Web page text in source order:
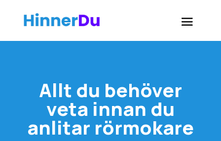
Allt du behöver
veta innan du
anlitar rörmokare